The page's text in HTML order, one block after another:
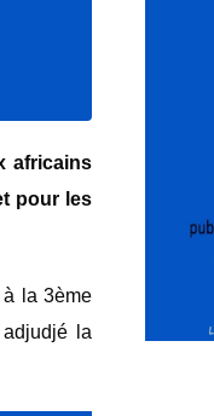
africains
pour les
à la 3ème
la